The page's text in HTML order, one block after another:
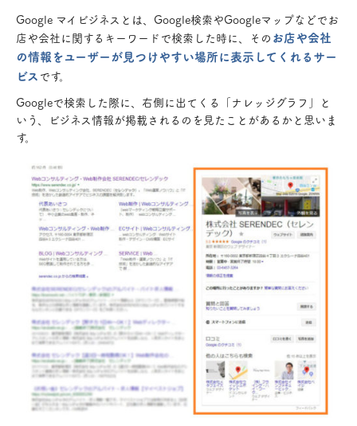
Google マイビジネスとは、Google検索やGoogleマップなどでお
店や会社に関するキーワードで検索した時に、その お店や会社
の情報をユーザーが見つけやすい場所に表示してくれるサー
ビス です。
Googleで検索した際に、右側に出てくる「ナレッジグラフ」と
いう、ビジネス情報が掲載されるのを見たことがあるかと思いま
す。